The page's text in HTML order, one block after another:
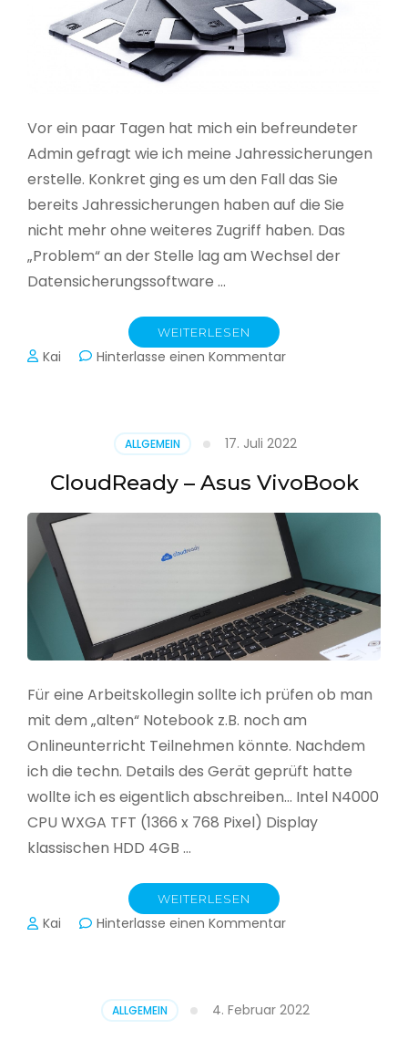
Vor ein paar Tagen hat mich ein befreundeter
Admin gefragt wie ich meine Jahressicherungen
erstelle. Konkret ging es um den Fall das Sie
bereits Jahressicherungen haben auf die Sie
nicht mehr ohne weiteres Zugriff haben. Das
„Problem“ an der Stelle lag am Wechsel der
Datensicherungssoftware …
WEITERLESEN
Kai Hinterlasse einen Kommentarzu
Jahressicherung
ALLGEMEIN 17. Juli 2022
CloudReady – Asus VivoBook
Für eine Arbeitskollegin sollte ich prüfen ob man
mit dem „alten“ Notebook z.B. noch am
Onlineunterricht Teilnehmen könnte. Nachdem
ich die techn. Details des Gerät geprüft hatte
wollte ich es eigentlich abschreiben… Intel N4000
CPU WXGA TFT (1366 x 768 Pixel) Display
klassischen HDD 4GB …
WEITERLESEN
Kai Hinterlasse einen Kommentarzu
ALLGEMEIN 4. Februar 2022